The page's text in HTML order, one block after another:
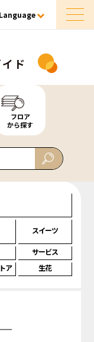
Language
ド
フロア
から探す
スイーツ
サービス
ア 生花